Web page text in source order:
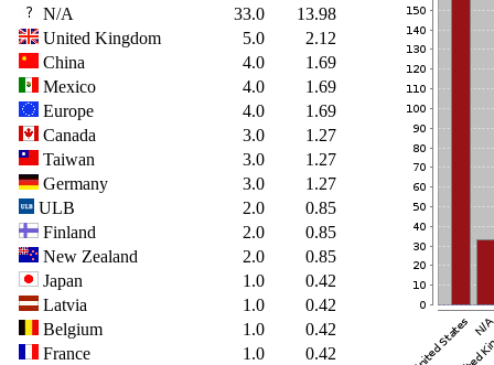
N/A
33.0
13.98
United Kingdom
5.0
2.12
China
4.0
1.69
Mexico
4.0
1.69
Europe
4.0
1.69
Canada
3.0
1.27
Taiwan
3.0
1.27
Germany
3.0
1.27
ULB
2.0
0.85
Finland
2.0
0.85
New Zealand
2.0
0.85
Japan
1.0
0.42
Latvia
1.0
0.42
Belgium
1.0
0.42
France
1.0
0.42